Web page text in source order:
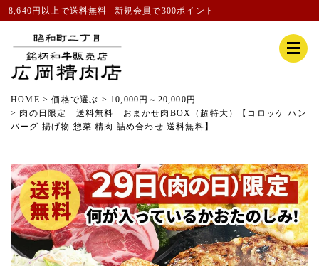
8,640円以上で送料無料 新規会員で300ポイント
HOME 価格で選ぶ
10,000円～20,000円
肉の日限定 送料無料 おまかせ肉BOX（超特大）【コロッケ ハン
バーグ 揚げ物 惣菜 精肉 詰め合わせ 送料無料】